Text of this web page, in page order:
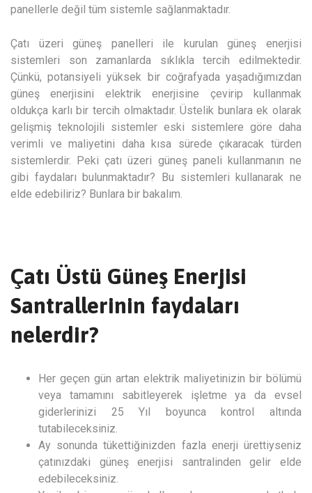
panellerle değil tüm sistemle sağlanmaktadır.
Çatı üzeri güneş panelleri ile kurulan güneş enerjisi
sistemleri son zamanlarda sıklıkla tercih edilmektedir.
Çünkü, potansiyeli yüksek bir coğrafyada yaşadığımızdan
güneş enerjisini elektrik enerjisine çevirip kullanmak
oldukça karlı bir tercih olmaktadır. Üstelik bunlara ek olarak
gelişmiş teknolojili sistemler eski sistemlere göre daha
verimli ve maliyetini daha kısa sürede çıkaracak türden
sistemlerdir. Peki çatı üzeri güneş paneli kullanmanın ne
gibi faydaları bulunmaktadır? Bu sistemleri kullanarak ne
elde edebiliriz? Bunlara bir bakalım.
Çatı Üstü Güneş Enerjisi
Santrallerinin faydaları
nelerdir?
Her geçen gün artan elektrik maliyetinizin bir bölümü
veya tamamını sabitleyerek işletme ya da evsel
giderlerinizi 25 Yıl boyunca kontrol altında
tutabileceksiniz.
Ay sonunda tükettiğinizden fazla enerji ürettiyseniz
çatınızdaki güneş enerjisi santralinden gelir elde
edebileceksiniz.